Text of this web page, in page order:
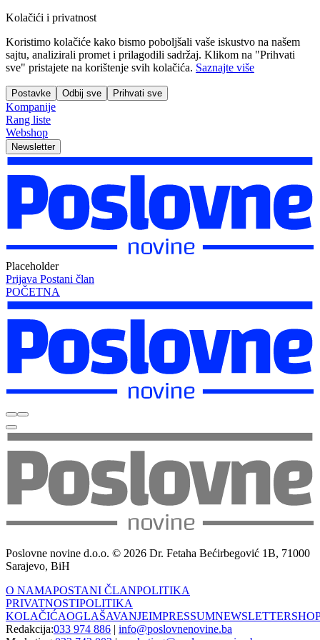
Kolačići i privatnost
Koristimo kolačiće kako bismo poboljšali vaše iskustvo na našem
sajtu, analizirali promet i prilagodili sadržaj. Klikom na "Prihvati
sve" pristajete na korištenje svih kolačića. Saznajte više
Postavke Odbij sve Prihvati sve
Kompanije
Rang liste
Webshop
Newsletter
Placeholder
Prijava Postani član
POČETNA
Poslovne novine d.o.o. © 2026 Dr. Fetaha Bećirbegović 1B, 71000
Sarajevo, BiH
O NAMAPOSTANI ČLANPOLITIKA
PRIVATNOSTIPOLITIKA
KOLAČIĆAOGLAŠAVANJEIMPRESSUMNEWSLETTER
Redakcija:033 974 886 | info@poslovnenovine.ba